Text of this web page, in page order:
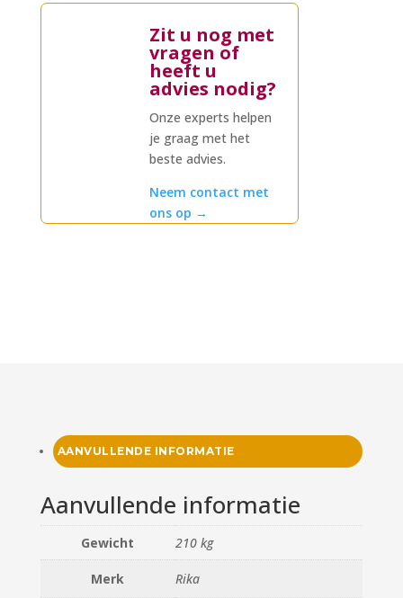
Zit u nog met
vragen of
heeft u
advies nodig?
Onze experts helpen
je graag met het
beste advies.
Neem contact met
ons op →
AANVULLENDE INFORMATIE
Aanvullende informatie
Gewicht 210 kg
Merk Rika